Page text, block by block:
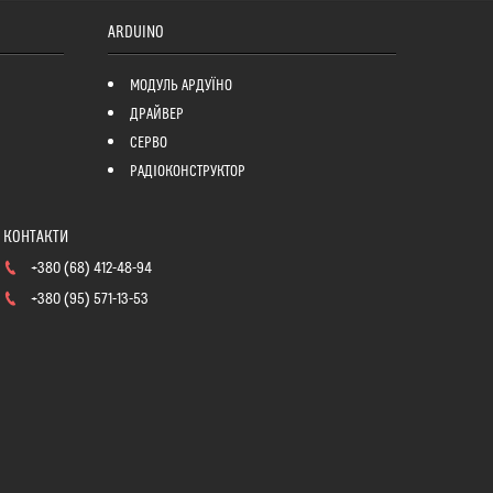
ARDUINO
МОДУЛЬ АРДУЇНО
ДРАЙВЕР
СЕРВО
РАДІОКОНСТРУКТОР
+380 (68) 412-48-94
+380 (95) 571-13-53